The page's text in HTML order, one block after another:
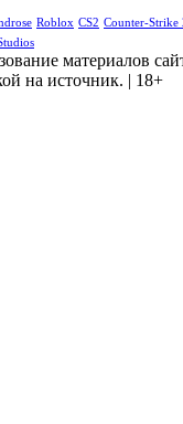
Roblox CS2 Counter-Strike
материалов
на источник. | 18+